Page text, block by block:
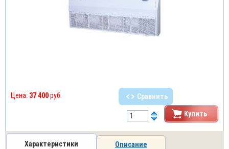
Цена: 37 400руб. Сравнить
Купить
Характеристики Описание